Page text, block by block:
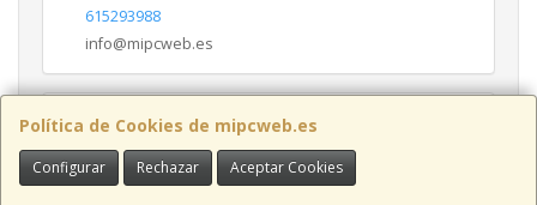
Política de Cookies de mipcweb.es
Configurar Rechazar Aceptar Cookies
615293988
info@mipcweb.es
Horario
-